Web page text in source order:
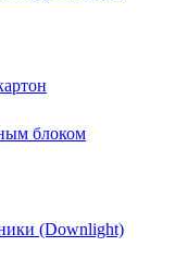
блоком
(Downlight)